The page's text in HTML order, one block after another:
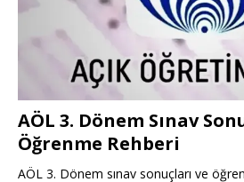
AÖL 3. Dönem Sınav
Öğrenme Rehberi
AÖL 3. Dönem sınav sonuçları ve